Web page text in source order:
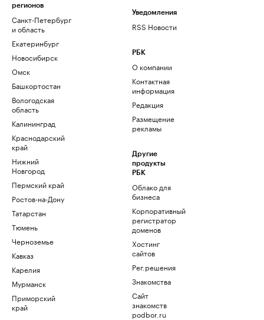
регионов
Санкт-Петербург
и область
Екатеринбург
Новосибирск
Омск
Башкортостан
Вологодская
область
Калининград
Краснодарский
край
Нижний
Новгород
Пермский край
Ростов-на-Дону
Татарстан
Тюмень
Черноземье
Кавказ
Карелия
Мурманск
Приморский
край
Уведомления
RSS Новости
РБК
О компании
Контактная
информация
Редакция
Размещение
рекламы
Другие
продукты
РБК
Облако для
бизнеса
Корпоративный
регистратор
доменов
Хостинг
сайтов
Рег.решения
Знакомства
Сайт
знакомств
podbor.ru